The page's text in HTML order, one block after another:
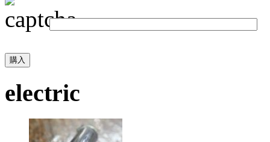
electric